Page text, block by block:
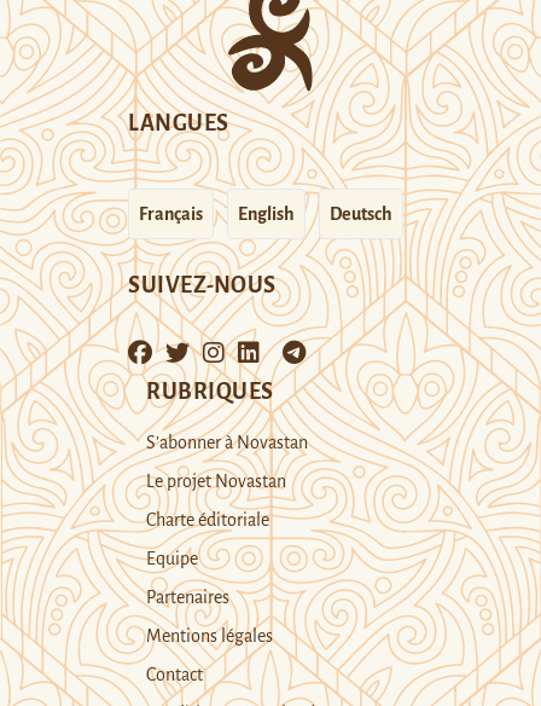
LANGUES
Français English Deutsch
SUIVEZ-NOUS
RUBRIQUES
S’abonner à Novastan
Le projet Novastan
Charte éditoriale
Equipe
Partenaires
Mentions légales
Contact